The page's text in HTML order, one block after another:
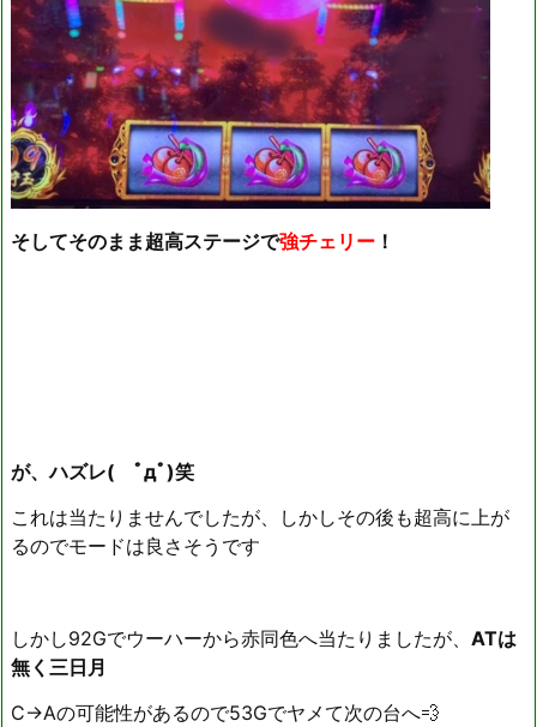
そしてそのまま超高ステージで強チェリー ！
が、ハズレ( ﾟдﾟ)笑
これは当たりませんでしたが、しかしその後も超高に上が
るのでモードは良さそうです
しかし92Gでウーハーから赤同色へ当たりましたが、 ATは
無く三日月
C→Aの可能性があるので53Gでヤメて次の台へ💨